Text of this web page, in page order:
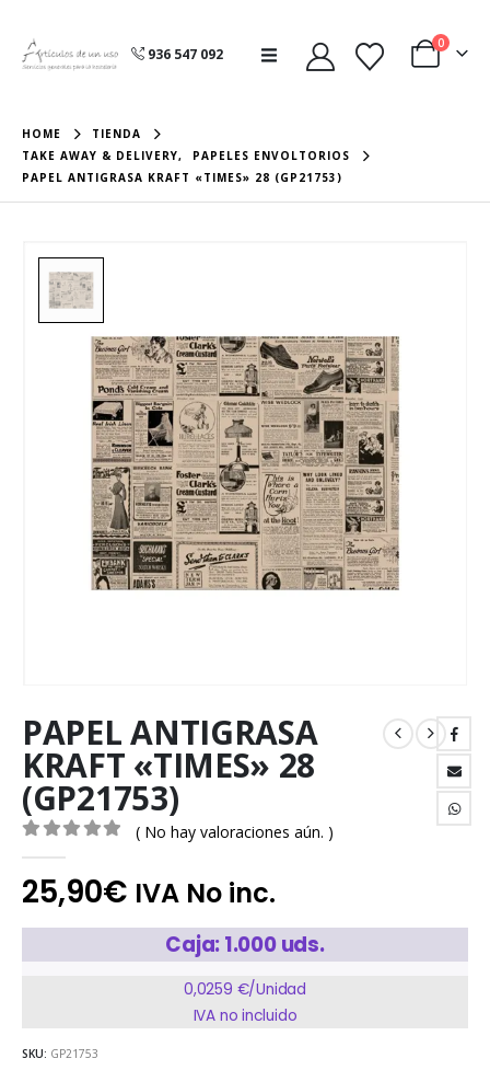
936 547 092
0
HOME
TIENDA
TAKE AWAY & DELIVERY,
PAPELES ENVOLTORIOS
PAPEL ANTIGRASA KRAFT «TIMES» 28 (GP21753)
PAPEL ANTIGRASA
KRAFT «TIMES» 28
(GP21753)
( No hay valoraciones aún. )
25,90€ IVA No inc.
Caja: 1.000 uds.
0,0259 €/Unidad
IVA no incluido
SKU: GP21753